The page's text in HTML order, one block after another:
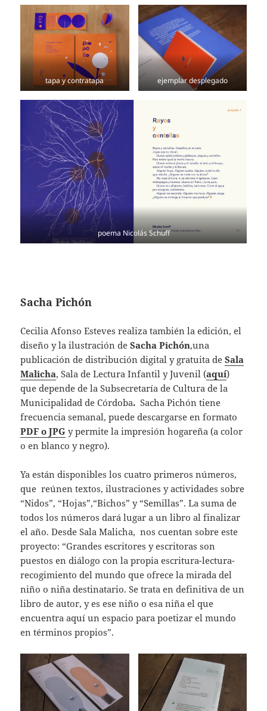
tapa y contratapa ejemplar desplegado
poema Nicolás Schuff
Sacha Pichón
Cecilia Afonso Esteves realiza también la edición, el
diseño y la ilustración deSacha Pichón,una
publicación de distribución digital y gratuita deSala
Malicha, Sala de Lectura Infantil y Juvenil (aquí)
que depende de la Subsecretaría de Cultura de la
Municipalidad de Córdoba.Sacha Pichón tiene
frecuencia semanal, puede descargarse en formato
PDF o JPG y permite la impresión hogareña (a color
o en blanco y negro).
Ya están disponibles los cuatro primeros números,
que reúnen textos, ilustraciones y actividades sobre
“Nidos”, “Hojas”,“Bichos” y “Semillas”. La suma de
todos los números dará lugar a un libro al finalizar
el año. Desde Sala Malicha, nos cuentan sobre este
proyecto: “Grandes escritores y escritoras son
puestos en diálogo con la propia escritura-lectura-
recogimiento del mundo que ofrece la mirada del
niño o niña destinatario. Se trata en definitiva de un
libro de autor, y es ese niño o esa niña el que
encuentra aquí un espacio para poetizar el mundo
en términos propios”.